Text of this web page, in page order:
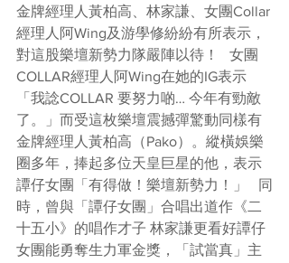
金牌經理人黃柏高、林家謙、女團Collar
經理人阿Wing及游學修紛紛有所表示，
對這股樂壇新勢力隊嚴陣以待！   女團
COLLAR經理人阿Wing在她的IG表示
「我諗COLLAR 要努力啲… 今年有勁敵
了。」而受這枚樂壇震撼彈驚動同樣有
金牌經理人黃柏高（Pako）。縱橫娛樂
圈多年，捧起多位天皇巨星的他，表示
譚仔女團「有得做！樂壇新勢力！」   同
時，曾與「譚仔女團」合唱出道作《二
十五小》的唱作才子 林家謙更看好譚仔
女團能勇奪生力軍金獎，「試當真」主